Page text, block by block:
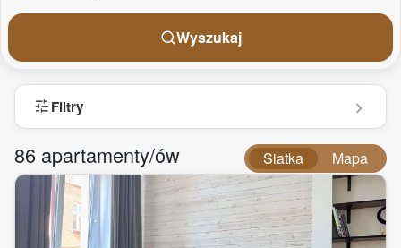
Wyszukaj
tuneFiltry
86 apartamenty/ów Siatka Mapa